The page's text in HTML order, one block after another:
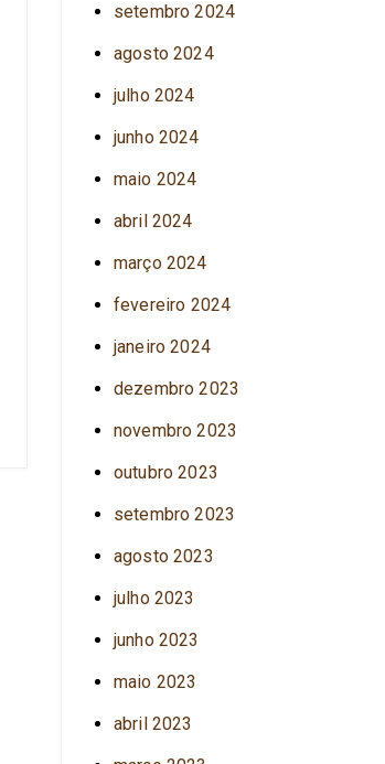
setembro 2024
agosto 2024
julho 2024
junho 2024
maio 2024
abril 2024
março 2024
fevereiro 2024
janeiro 2024
dezembro 2023
novembro 2023
outubro 2023
setembro 2023
agosto 2023
julho 2023
junho 2023
maio 2023
abril 2023